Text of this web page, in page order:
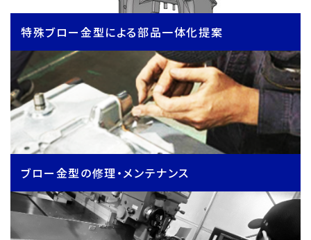
特殊ブロー金型による部品一体化提案
ブロー金型の修理・メンテナンス